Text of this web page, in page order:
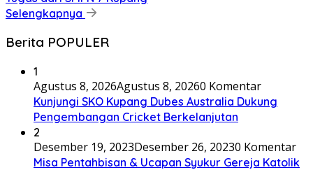
Selengkapnya
Berita POPULER
1
Agustus 8, 2026Agustus 8, 20260 Komentar
Kunjungi SKO Kupang Dubes Australia Dukung
Pengembangan Cricket Berkelanjutan
2
Desember 19, 2023Desember 26, 20230 Komentar
Misa Pentahbisan & Ucapan Syukur Gereja Katolik